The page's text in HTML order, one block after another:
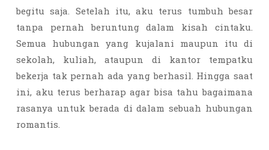
begitu saja. Setelah itu, aku terus tumbuh besar
tanpa pernah beruntung dalam kisah cintaku.
Semua hubungan yang kujalani maupun itu di
sekolah, kuliah, ataupun di kantor tempatku
bekerja tak pernah ada yang berhasil. Hingga saat
ini, aku terus berharap agar bisa tahu bagaimana
rasanya untuk berada di dalam sebuah hubungan
romantis.